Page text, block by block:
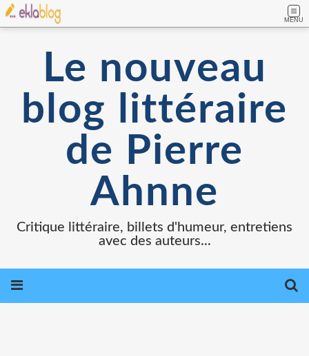
MENU
Le nouveau
blog littéraire
de Pierre
Ahnne
Critique littéraire, billets d'humeur, entretiens
avec des auteurs...